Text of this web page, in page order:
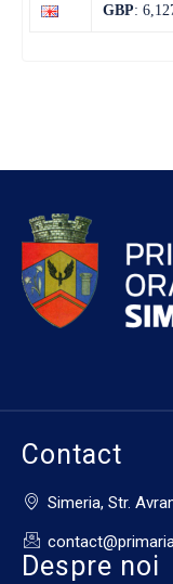
GBP:
Contact
Simeria, Str.
Despre noi